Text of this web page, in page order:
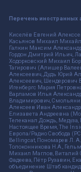
Перечень
Киселёв Евгений
Касьянов Михаил
Галкин Максим
Гордон Дмитрий Ильич,
Ходорковский Михаил
Тагирович (Алишер
Алексеевич, Дудь Юрий
Алексеевич, Шендерович
Игенбергс Мария
Варламов Илья
Владимирович,
Алексеев Иван
Елизавета Андреевна
Телеканал Дождь,
Настоящее Время, The
Европа/Радио Свобода
Bellingcat, Пономарев Л.
Толоконникова Н.А.,
Михаил Маглов, Виталий
Фадеева, Пётр Рузавин,
объединение Штаб